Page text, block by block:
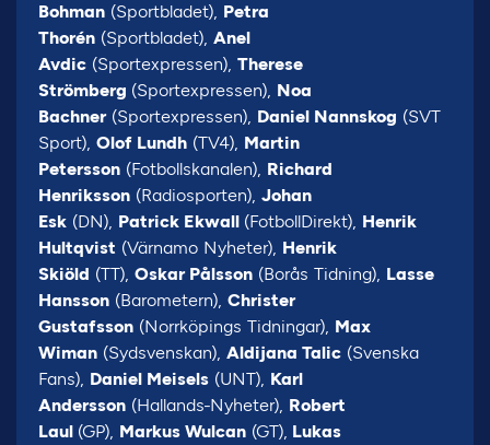
Bohman (Sportbladet), Petra
Thorén (Sportbladet), Anel
Avdic (Sportexpressen), Therese
Strömberg (Sportexpressen), Noa
Bachner(Sportexpressen), Daniel Nannskog (SVT
Sport), Olof Lundh (TV4), Martin
Petersson (Fotbollskanalen), Richard
Henriksson (Radiosporten), Johan
Esk (DN), Patrick Ekwall (FotbollDirekt), Henrik
Hultqvist (Värnamo Nyheter), Henrik
Skiöld (TT), Oskar Pålsson (Borås Tidning), Lasse
Hansson (Barometern), Christer
Gustafsson (Norrköpings Tidningar), Max
Wiman (Sydsvenskan), Aldijana Talic (Svenska
Fans), Daniel Meisels (UNT), Karl
Andersson (Hallands-Nyheter), Robert
Laul (GP), Markus Wulcan (GT), Lukas